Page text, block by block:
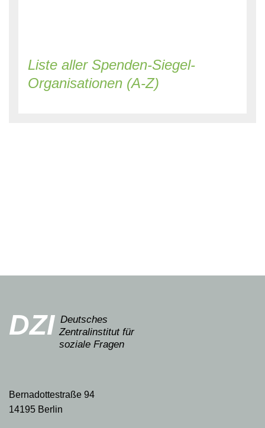
Liste aller Spenden-Siegel-
Organisationen (A-Z)
DZI Deutsches
Zentralinstitut für
soziale Fragen
Bernadottestraße 94
14195 Berlin